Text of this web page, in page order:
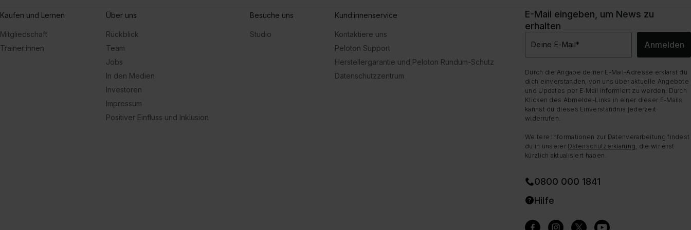
Kaufen und Lernen
Mitgliedschaft
Trainer:innen
Über uns
Rückblick
Team
Jobs
In den Medien
Investoren
Impressum
Positiver Einfluss und Inklusion
Besuche uns
Studio
Kund:innenservice
Kontaktiere uns
Peloton Support
Herstellergarantie und Peloton Rundum-Schutz
Datenschutzzentrum
E-Mail eingeben, um News zu
erhalten
Deine E-Mail* Anmelden
Durch die Angabe deiner E-Mail-Adresse erklärst du
dich einverstanden, von uns über aktuelle Angebote
und Updates per E-Mail informiert zu werden. Durch
Klicken des Abmelde-Links in einer dieser E-Mails
kannst du dieses Einverständnis jederzeit
widerrufen.
Weitere Informationen zur Datenverarbeitung findest
du in unserer Datenschutzerklärung, die wir erst
kürzlich aktualisiert haben.
0800 000 1841
Hilfe